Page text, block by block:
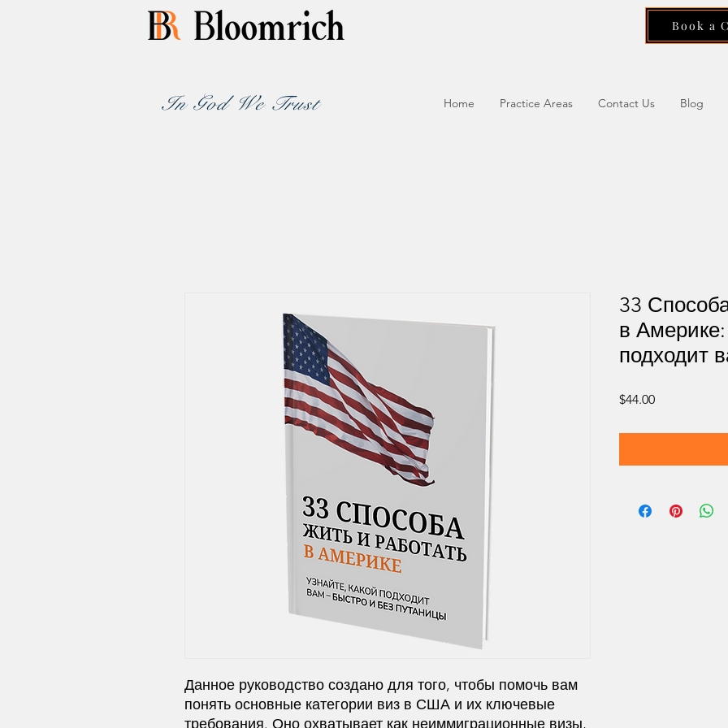
In God We Trust
Book a
Home Practice Areas Contact Us Blog
Данное руководство создано для того, чтобы помочь вам
понять основные категории виз в США и их ключевые
требования. Оно охватывает как неиммиграционные визы,
33
в
подходит
$44.00Price